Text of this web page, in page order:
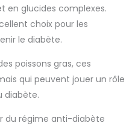
en glucides complexes.
choix pour les
le diabète.
poissons gras, ces
qui peuvent jouer un rôle
diabète.
du régime anti-diabète